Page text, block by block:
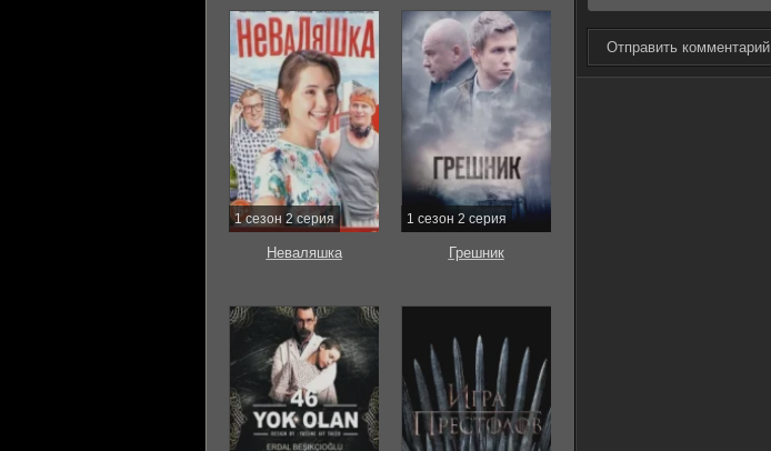
Отправить комментарий
1 сезон 2 серия
Неваляшка
1 сезон 2 серия
Грешник